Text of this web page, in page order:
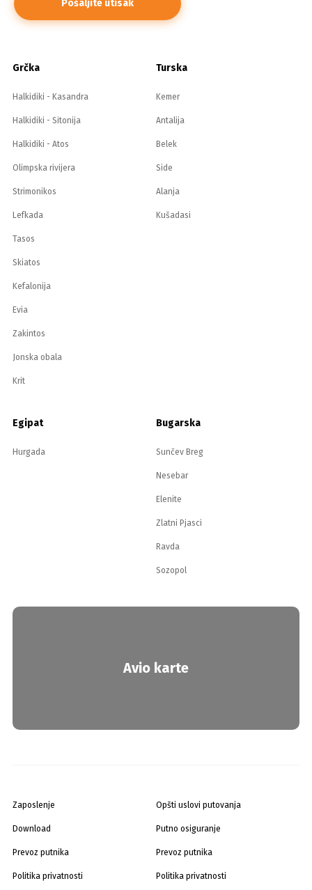
Grčka
Halkidiki - Kasandra
Halkidiki - Sitonija
Halkidiki - Atos
Olimpska rivijera
Strimonikos
Lefkada
Tasos
Skiatos
Kefalonija
Evia
Zakintos
Jonska obala
Krit
Turska
Kemer
Antalija
Belek
Side
Alanja
Kušadasi
Egipat
Hurgada
Bugarska
Sunčev Breg
Nesebar
Elenite
Zlatni Pjasci
Ravda
Sozopol
Avio karte
Zaposlenje
Download
Prevoz putnika
Politika privatnosti
Opšti uslovi putovanja
Putno osiguranje
Prevoz putnika
Politika privatnosti